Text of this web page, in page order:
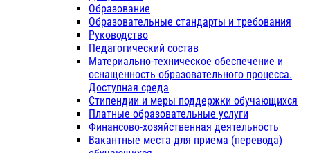
Образование
Образовательные стандарты и требования
Руководство
Педагогический состав
Материально-техническое обеспечение и
оснащенность образовательного процесса.
Доступная среда
Стипендии и меры поддержки обучающихся
Платные образовательные услуги
Финансово-хозяйственная деятельность
Вакантные места для приема (перевода)